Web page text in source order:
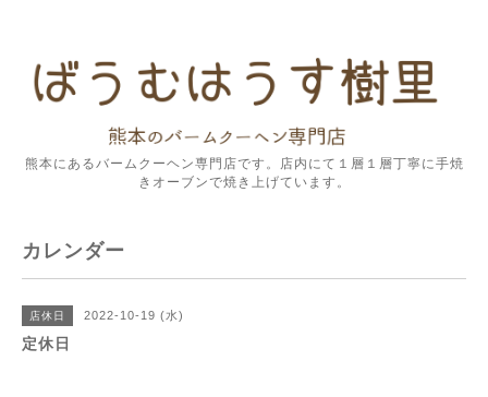
熊本にあるバームクーヘン専門店です。店内にて１層１層丁寧に手焼
きオーブンで焼き上げています。
カレンダー
店休日 2022-10-19 (水)
定休日